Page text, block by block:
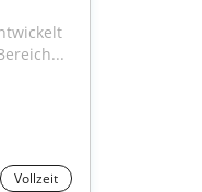
Vollzeit